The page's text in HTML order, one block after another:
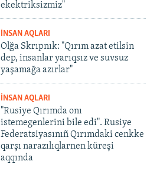
ekektriksizmiz"
İNSAN AQLARI
Olğa Skrıpnık: "Qırım azat etilsin
dep, insanlar yarıqsız ve suvsuz
yaşamağa azırlar"
İNSAN AQLARI
"Rusiye Qırımda onı
istemegenlerini bile edi". Rusiye
Federatsiyasınıñ Qırımdaki cenkke
qarşı narazılıqlarnen küreşi
aqqında